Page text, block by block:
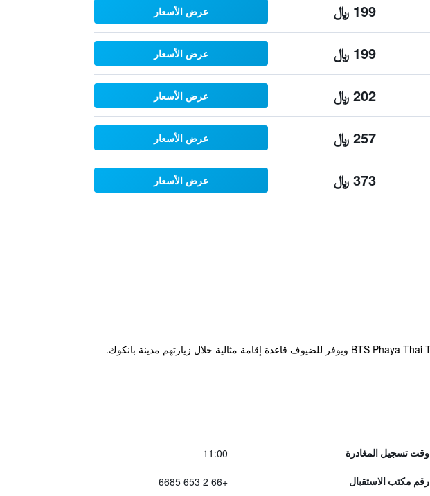
199 ﷼ عرض الأسعار
199 ﷼ عرض الأسعار
202 ﷼ عرض الأسعار
257 ﷼ عرض الأسعار
373 ﷼ عرض الأسعار
يقع الفندق ضمن مسافة 20 دقيقة سيراً على الأقدام من Siam BTS Station وBTS Phaya Thai Train Station ويوفر للضيوف قاعدة إقامة مثالية خلال زيارتهم مدينة بانكوك.
وقت تسجيل المغادرة 11:00
رقم مكتب الاستقبال +66 2 653 6685